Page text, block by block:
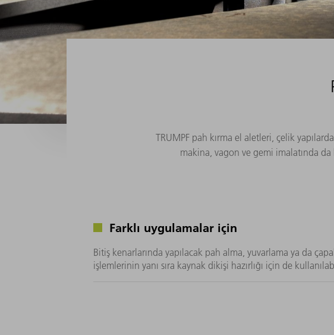
TRUMPF pah kırma el aletleri, çelik
makina, vagon ve gemi imalatında da
Farklı uygulamalar için
Bitiş kenarlarında yapılacak pah alma, yuvarlama ya da
işlemlerinin yanı sıra kaynak dikişi hazırlığı için de